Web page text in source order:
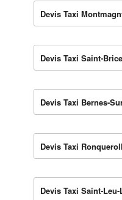
Devis Taxi
Devis Taxi Saint-
Devis Taxi Bernes-
Devis Taxi
Devis Taxi Saint-